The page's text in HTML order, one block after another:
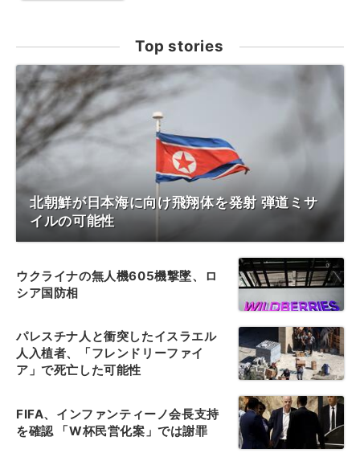
Top stories
北朝鮮が日本海に向け飛翔体を発射 弾道ミサ
イルの可能性
ウクライナの無人機605機撃墜、ロ
シア国防相
パレスチナ人と衝突したイスラエル
人入植者、「フレンドリーファイ
ア」で死亡した可能性
FIFA、インファンティーノ会長支持
を確認 「W杯民営化案」では謝罪